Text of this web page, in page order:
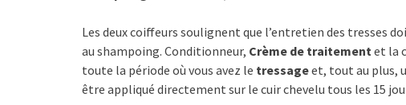
Les deux coiffeurs soulignent que l’entretien des tresses
au shampoing. Conditionneur, Crème de traitement et la
toute la période où vous avez le tressageet, tout au plus,
être appliqué directement sur le cuir chevelu tous les 15